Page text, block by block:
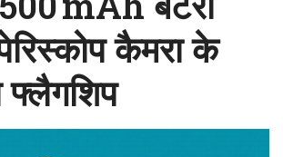
कैमरा के
फ्लैगशिप